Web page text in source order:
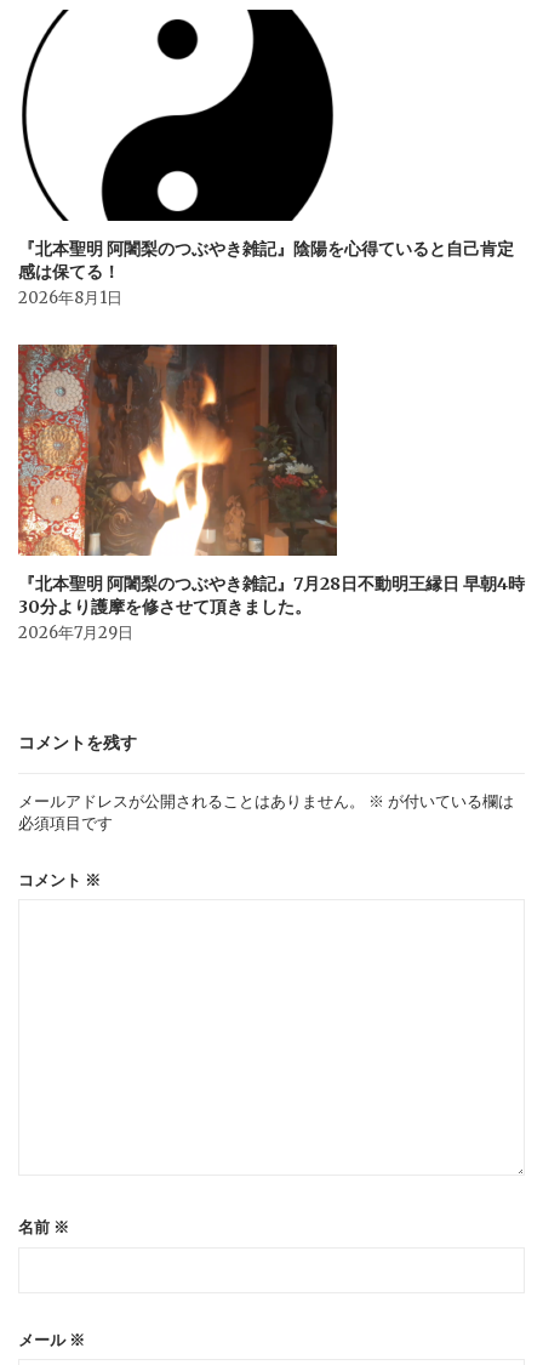
『北本聖明 阿闍梨のつぶやき雑記』陰陽を心得ていると自己肯定
感は保てる！
2026年8月1日
『北本聖明 阿闍梨のつぶやき雑記』7月28日不動明王縁日 早朝4時
30分より護摩を修させて頂きました。
2026年7月29日
コメントを残す
メールアドレスが公開されることはありません。 ※ が付いている欄は
必須項目です
コメント ※
名前 ※
メール ※